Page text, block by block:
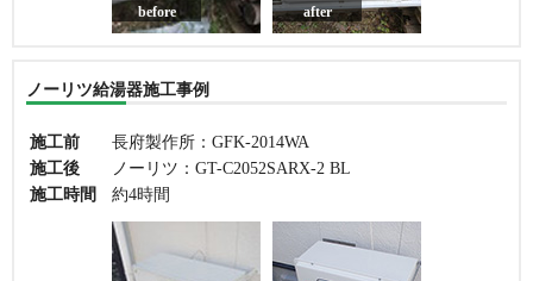
before after
ノーリツ給湯器施工事例
施工前
長府製作所：GFK-2014WA
施工後
ノーリツ：GT-C2052SARX-2 BL
施工時間
約4時間